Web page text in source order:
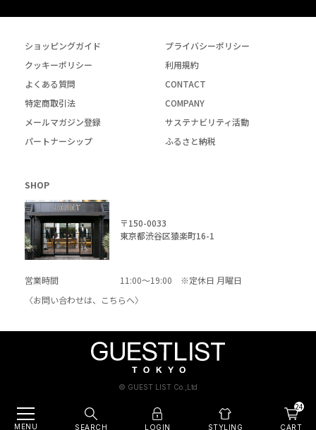
ショッピングガイド
プライバシーポリシー
クッキーポリシー
利用規約
よくある質問
CONTACT
特定商取引法
COMPANY
メールマガジン登録
サステナビリティ活動
パートナーシップ
ふるさと納税
SHOP
〒150-0033
東京都渋谷区猿楽町16-1
営業時間
11:00～19:00 ※定休日 月曜日
〈お問い合わせは、
こちらへ〉
© GUEST LIST Co.,Ltd
MENU SEARCH LOGIN STYLING
24
CART